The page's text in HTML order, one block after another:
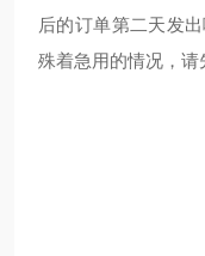
后的订单第二天发
殊着急用的情况，请